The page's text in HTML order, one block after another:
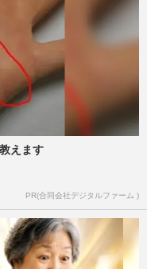
えます
PR(合同会社デジタルファーム )